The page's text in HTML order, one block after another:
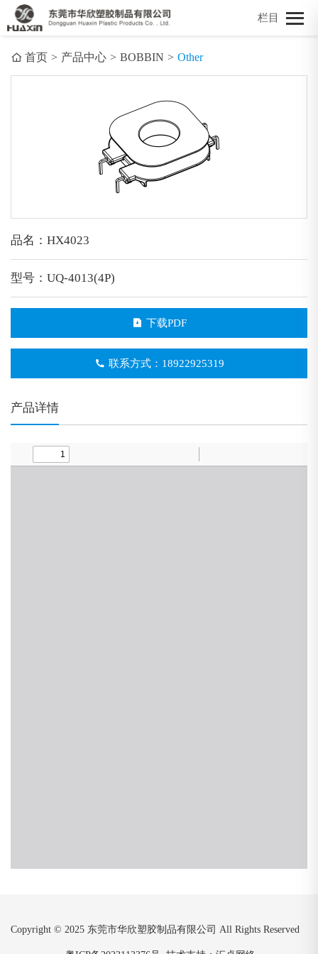
栏目
首页 > 产品中心 > BOBBIN > Other
品名：HX4023
型号：UQ-4013(4P)
下载PDF
联系方式：18922925319
产品详情
Copyright © 2025 东莞市华欣塑胶制品有限公司 All Rights Reserved